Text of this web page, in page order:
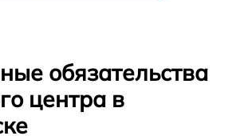
обязательства
центра в